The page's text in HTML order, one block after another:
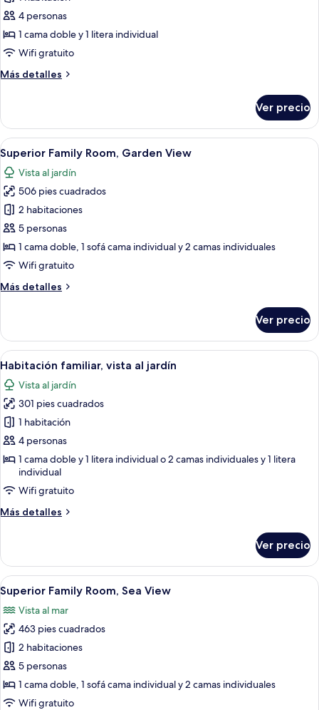
Habitación
familiar,
vista
mar
4 personas
1 cama doble y 1 litera individual
Wifi gratuito
Más detalles
Más
familiar,
vista
al
mar
Ver precio
Abrir
todas
las
fotos
de
Superior
Family
Room,
Garden
View
5
Superior Family Room, Garden View
Vista al jardín
506 pies cuadrados
2 habitaciones
5 personas
1 cama doble, 1 sofá cama individual y 2 camas individuales
Wifi gratuito
Más detalles
Más
Family
Room,
Garden
View
Ver precio
Abrir
todas
las
fotos
de
Habitación
familiar,
vista
al
jardín
Una habitación de hotel moderna
4
Habitación familiar, vista al jardín
Vista al jardín
301 pies cuadrados
1 habitación
4 personas
1 cama doble y 1 litera individual o 2 camas individuales y 1 litera
individual
Wifi gratuito
Más detalles
Más
familiar,
vista
al
jardín
Ver precio
Abrir
todas
las
fotos
de
Superior
Family
Room,
Habitación de hotel con cama,
7
Superior Family Room, Sea View
Vista al mar
463 pies cuadrados
2 habitaciones
5 personas
1 cama doble, 1 sofá cama individual y 2 camas individuales
Wifi gratuito